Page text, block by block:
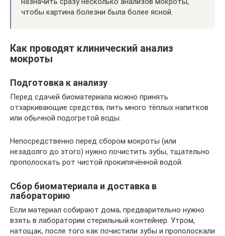
чтобы картина болезни была более ясной.
Как проводят клинический анализ
мокроты
Подготовка к анализу
Перед сдачей биоматериала можно принять
отхаркивающие средства, пить много тёплых напитков
или обычной подогретой воды.
Непосредственно перед сбором мокроты (или
незадолго до этого) нужно почистить зубы, тщательно
прополоскать рот чистой прокипячённой водой.
Сбор биоматериала и доставка в
лабораторию
Если материал собирают дома, предварительно нужно
взять в лаборатории стерильный контейнер. Утром,
натощак, после того как почистили зубы и прополоскали